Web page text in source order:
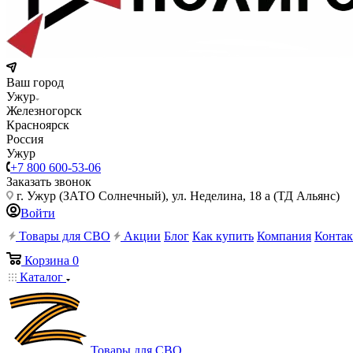
Ваш город
Ужур
Железногорск
Красноярск
Россия
Ужур
+7 800 600-53-06
Заказать звонок
г. Ужур (ЗАТО Солнечный), ул. Неделина, 18 а (ТД Альянс)
Войти
Товары для СВО
Акции Блог Как купить Компания
Корзина 0
Каталог
Товары для СВО